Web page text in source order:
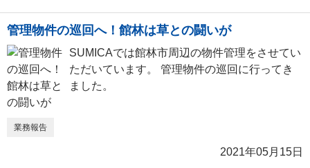
管理物件の巡回へ！館林は草との闘いが
SUMICAでは館林市周辺の物件管理をさせてい
ただいています。 管理物件の巡回に行ってき
ました。
業務報告
2021年05月15日